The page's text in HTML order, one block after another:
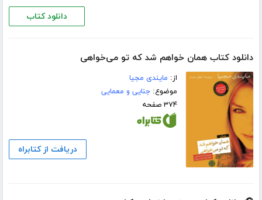
دانلود کتاب
دانلود کتاب همان خواهم شد که تو می‌خواهی
از: مایندی مجیا
موضوع:جنایی و معمایی
۳۷۴ صفحه
دریافت از کتابراه